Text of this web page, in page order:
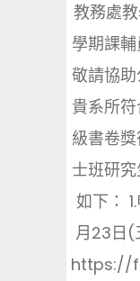
教務處
學期課
敬請協
貴系所
級書卷
士班研
如下：
月23日(
https://